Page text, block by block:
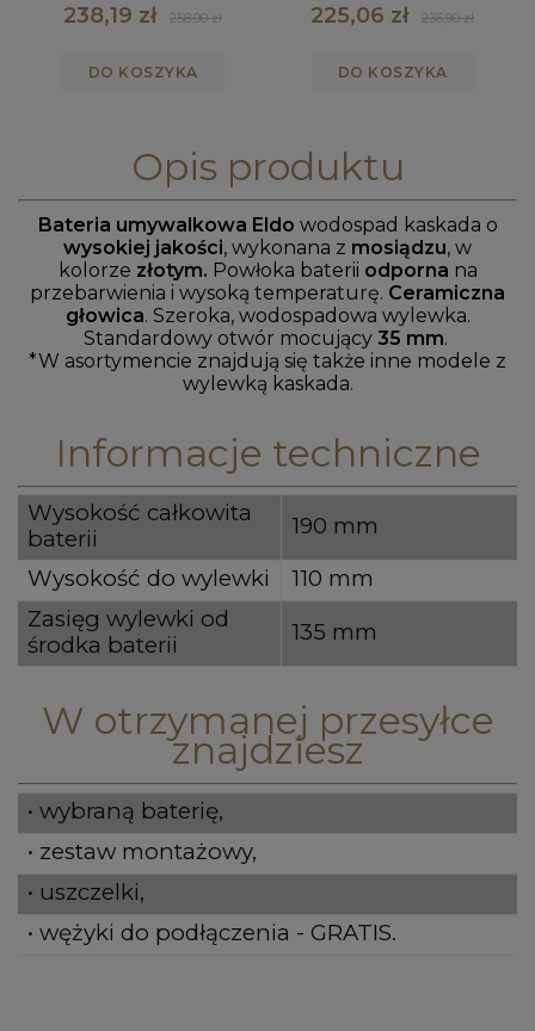
238,19 zł 258,90 zł
DO KOSZYKA
225,06 zł 236,90 zł
DO KOSZYKA
Opis produktu
Bateria umywalkowa Eldo wodospad kaskada o
wysokiej jakości, wykonana z mosiądzu, w
kolorze złotym. Powłoka baterii odporna na
przebarwienia i wysoką temperaturę. Ceramiczna
głowica. Szeroka, wodospadowa wylewka.
Standardowy otwór mocujący 35 mm.
*W asortymencie znajdują się także inne modele z
wylewką kaskada.
Informacje techniczne
Wysokość całkowita
baterii
190 mm
Wysokość do wylewki
110 mm
Zasięg wylewki od
środka baterii
135 mm
W otrzymanej przesyłce
znajdziesz
• wybraną baterię,
• zestaw montażowy,
• uszczelki,
• wężyki do podłączenia - GRATIS.